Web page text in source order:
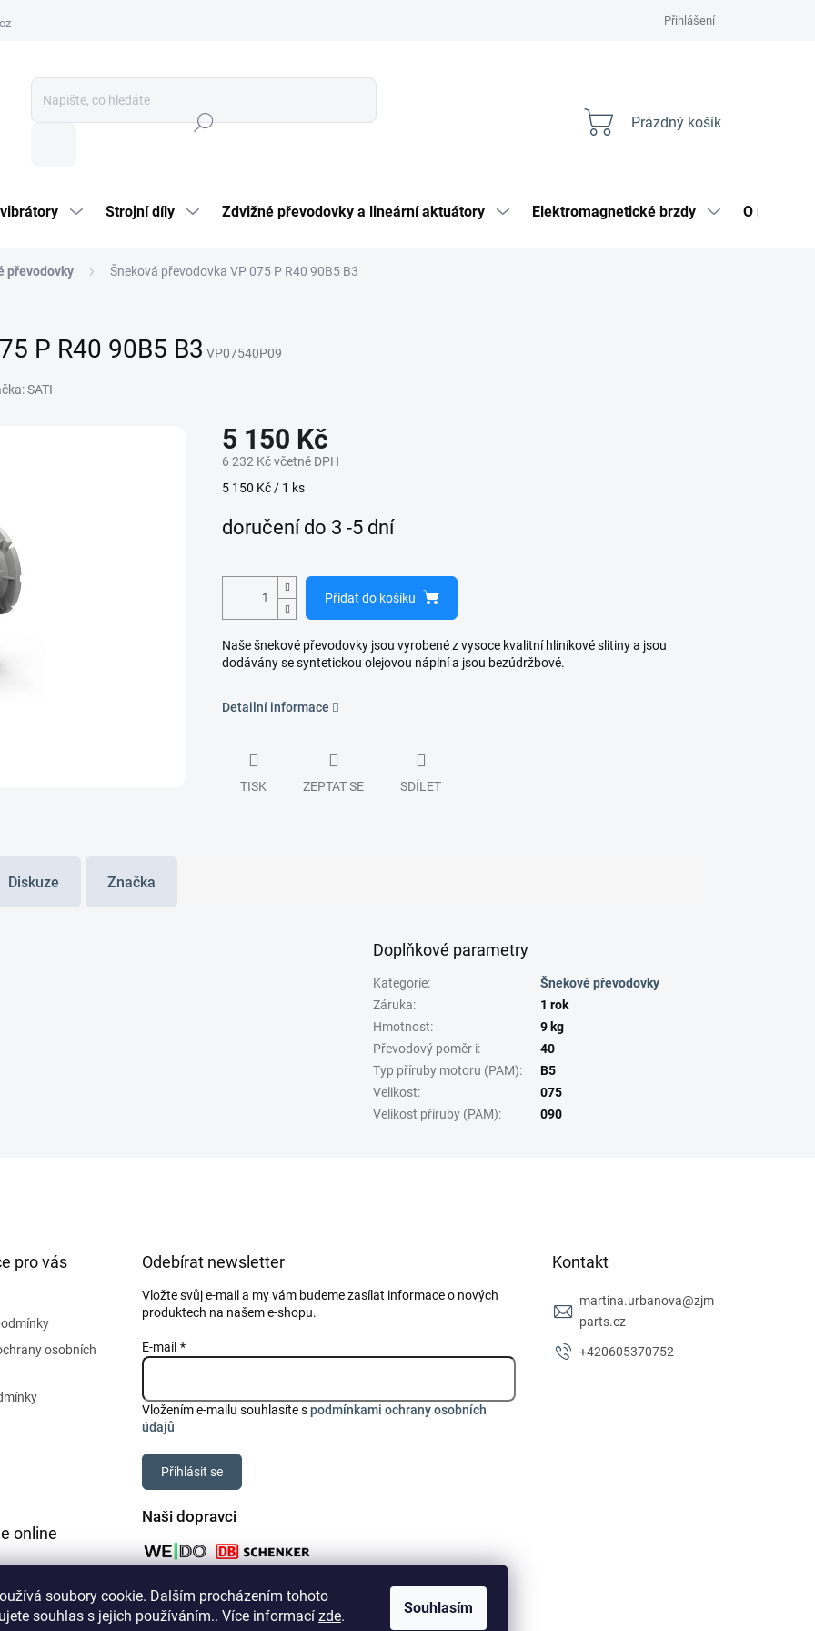
soubory cookie. Dalším procházením tohoto
souhlas s jejich používáním.. Více informací zde. Souhlasím
Přihlášení
Nákupní
Prázdný košík
Strojní díly Zdvižné převodovky a lineární aktuátory Elektromagnetické brzdy O nás
převodovky Šneková převodovka VP 075 P R40 90B5 B3
P R40 90B5 B3 VP07540P09
SATI
5 150 Kč
6 232 Kč včetně DPH
Měrná
5 150 Kč / 1 ks
doručení do 3 -5 dní
Přidat do košíku
Naše šnekové převodovky jsou vyrobené z vysoce kvalitní hliníkové slitiny a jsou
dodávány se syntetickou olejovou náplní a jsou bezúdržbové.
Detailní informace
TISK ZEPTAT SE SDÍLET
Diskuze Značka
Doplňkové parametry
Kategorie:
Šnekové převodovky
Záruka:
1 rok
Hmotnost:
9 kg
Převodový poměr i:
40
Typ příruby motoru (PAM):
B5
Velikost:
075
Velikost příruby (PAM): 090
pro vás
osobních
Odebírat newsletter
Vložte svůj e-mail a my vám budeme zasílat informace o nových
produktech na našem e-shopu.
E-mail
Vložením e-mailu souhlasíte spodmínkami ochrany osobních
údajů
Přihlásit se
Kontakt
martina.urbanova@zjm
parts.cz
+420605370752
online
Naši dopravci